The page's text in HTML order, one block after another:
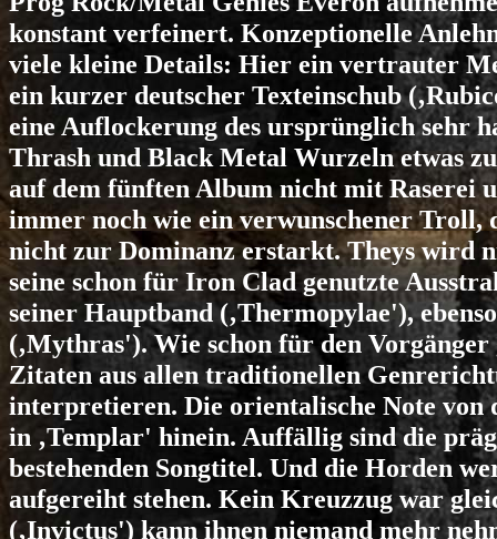
konstant verfeinert. Konzeptionelle
viele kleine Details: Hier ein vertrauter
ein kurzer deutscher Texteinschub
eine Auflockerung des ursprünglich sehr
Thrash und Black Metal Wurzeln etwas
auf dem fünften Album nicht mit Raserei
immer noch wie ein verwunschener Troll,
nicht zur Dominanz erstarkt. Theys wird
seine schon für Iron Clad genutzte
seiner Hauptband (‚Thermopylae'),
(‚Mythras'). Wie schon für den
Zitaten aus allen traditionellen
interpretieren. Die orientalische Note
in ‚Templar' hinein. Auffällig sind die
bestehenden Songtitel. Und die Horden
aufgereiht stehen. Kein Kreuzzug war
(‚Invictus') kann ihnen niemand mehr